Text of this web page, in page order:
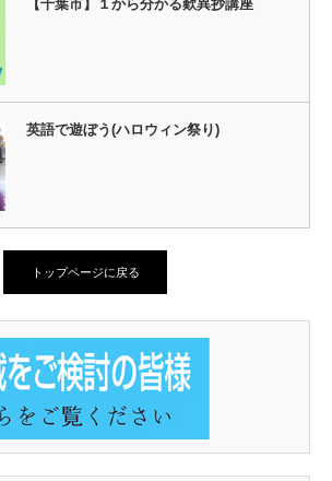
【千葉市】１から分かる歎異抄講座
英語で遊ぼう(ハロウィン祭り)
トップページに戻る